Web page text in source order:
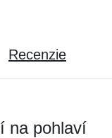
Recenzie
na pohlaví